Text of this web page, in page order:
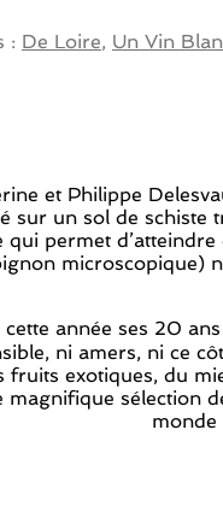
: De Loire, Un Vin
et Philippe
sur un sol de
permet
microscopique)
année ses 20
ni amers, ni ce
exotiques, du
magnifique
monde